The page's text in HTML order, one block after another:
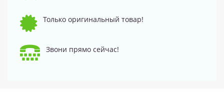
Только оригинальный товар!
Звони прямо сейчас!